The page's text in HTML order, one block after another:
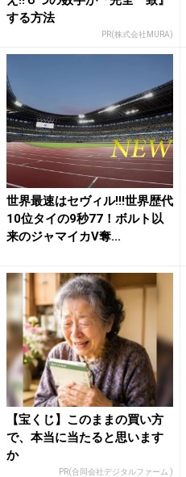
する方法
PR(株式会社MURA)
世界最速はセヴィル!!!世界歴代
10位タイの9秒77！ボルト以
来のジャマイカV奪...
【宝くじ】このままの買い方
で、本当に当たると思います
か
PR(合同会社デジタルファーム )